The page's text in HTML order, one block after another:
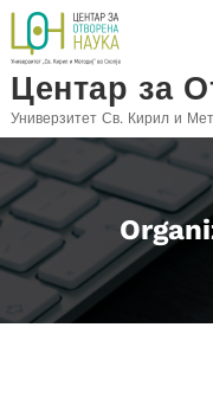
Skip
content
Центар за
Универзитет Св. Кирил и